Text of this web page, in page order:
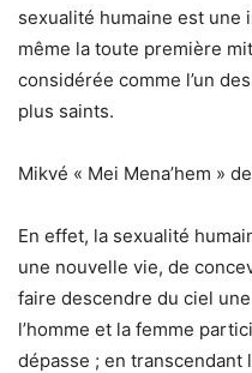
sexualité humaine est une
même la toute première
considérée comme l’un
plus saints.
Mikvé « Mei Mena’hem »
En effet, la sexualité
une nouvelle vie, de
faire descendre du ciel
l’homme et la femme
dépasse ; en transcendant